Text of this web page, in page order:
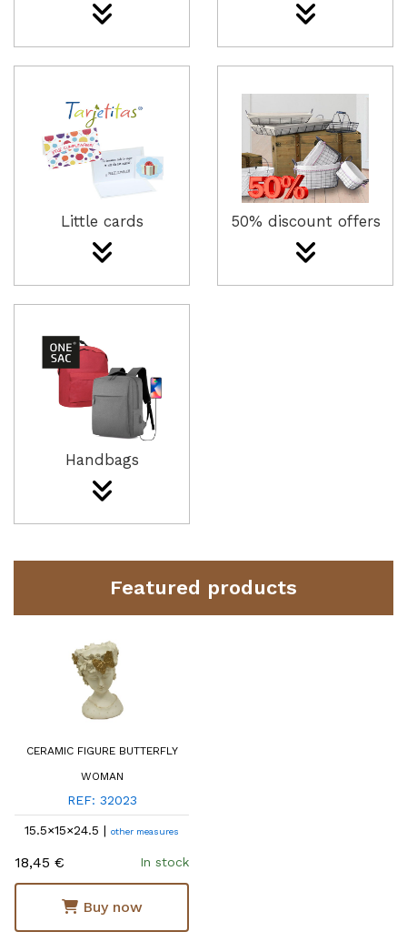
Little cards 50% discount offers
Handbags
Featured products
CERAMIC FIGURE BUTTERFLY
WOMAN
REF: 32023
15.5×15×24.5 | other measures
18,45 € In stock
Buy now